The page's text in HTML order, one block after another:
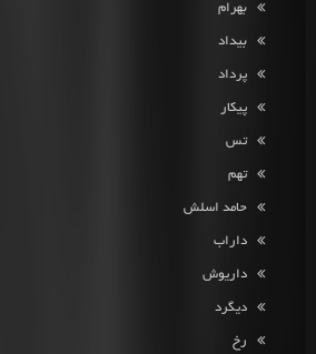
بهرام
بیداد
پرداد
پیکار
تس
تهم
حامد اسلش
داراب
داریوش
دیگرد
رخ